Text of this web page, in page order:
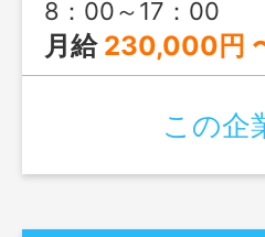
8：00～17：00
月給 230,000円
この企